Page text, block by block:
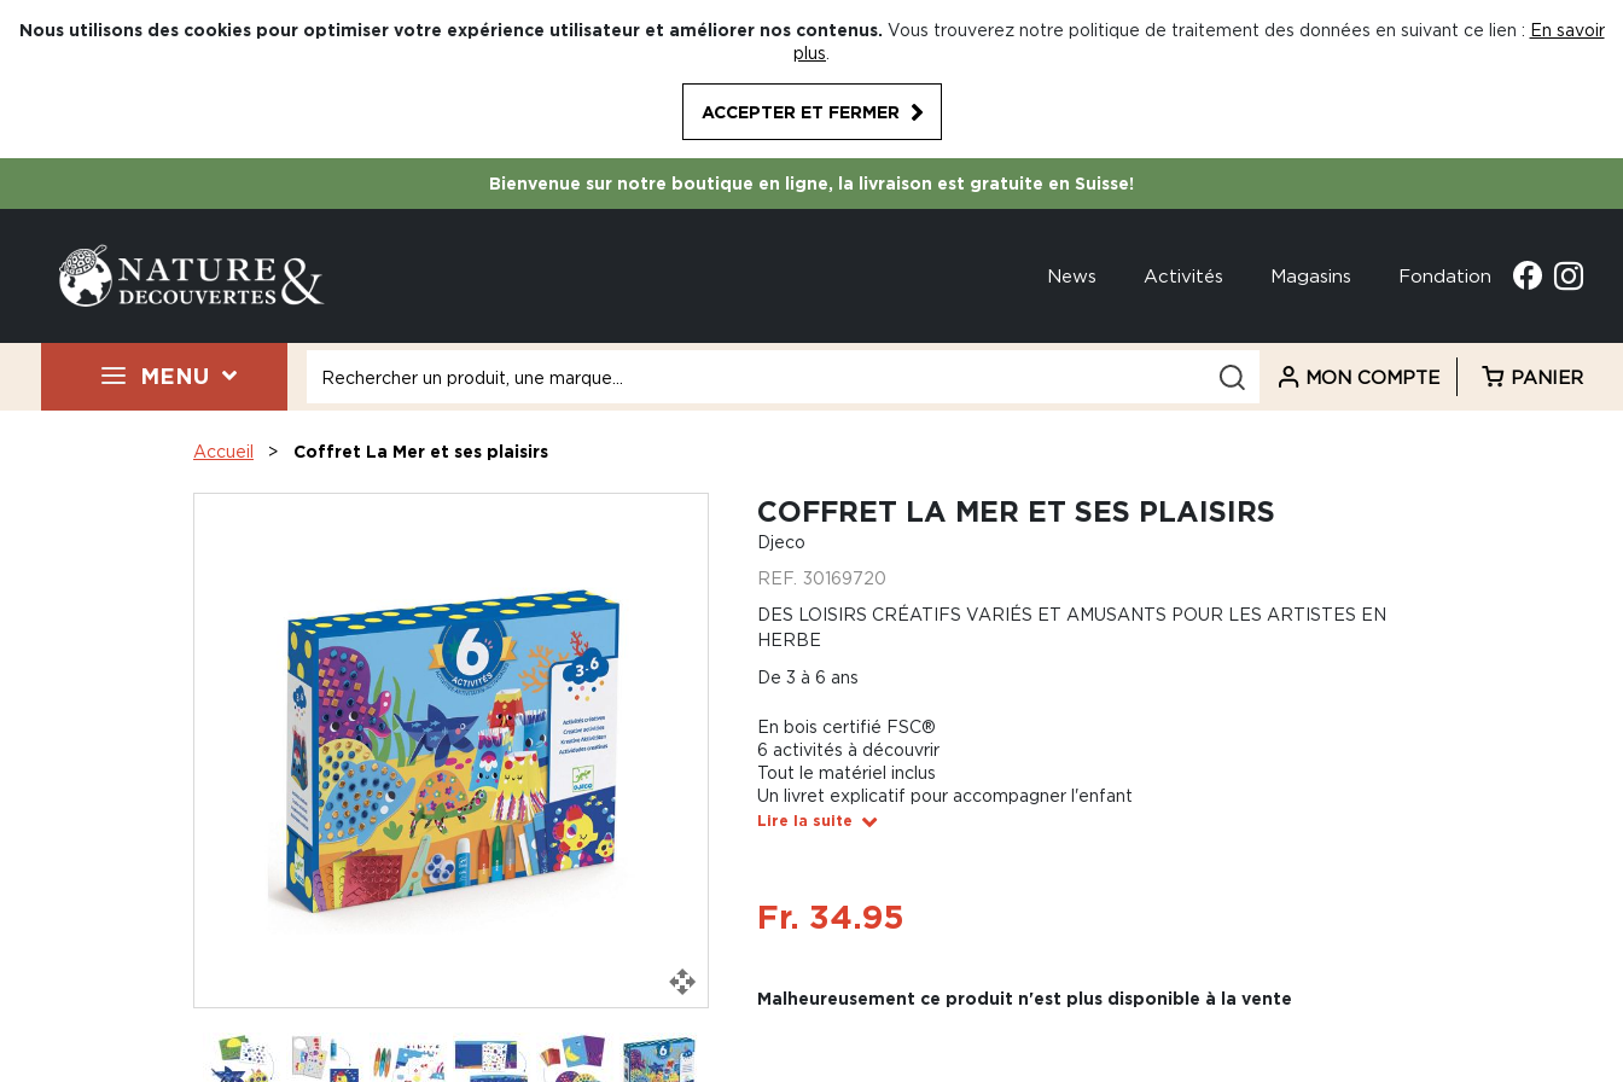
Nous utilisons des cookies pour optimiser votre expérience utilisateur et améliorer nos contenus. Vous trouverez notre politique de traitement des données en suivant ce lien : En savoir
plus
ACCEPTER ET FERMER
Bienvenue sur notre boutique en ligne, la livraison est gratuite en Suisse!
News Activités Magasins Fondation
MENU MON COMPTE PANIER
Accueil Coffret La Mer et ses plaisirs
COFFRET LA MER ET SES PLAISIRS
Djeco
REF. 30169720
DES LOISIRS CRÉATIFS VARIÉS ET AMUSANTS POUR LES ARTISTES EN
HERBE
De 3 à 6 ans
En bois certifié FSC®
6 activités à découvrir
Tout le matériel inclus
Un livret explicatif pour accompagner l'enfant
Lire la suite
Fr. 34.95
Malheureusement ce produit n'est plus disponible à la vente